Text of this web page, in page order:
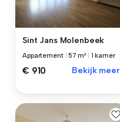
Sint Jans Molenbeek
Appartement |57 m² 1 kamer
€ 910 Bekijk meer